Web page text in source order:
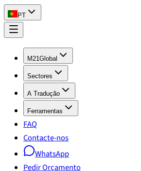
PT
M21Global
Sectores
A Tradução
Ferramentas
FAQ
Contacte-nos
WhatsApp
Pedir Orçamento